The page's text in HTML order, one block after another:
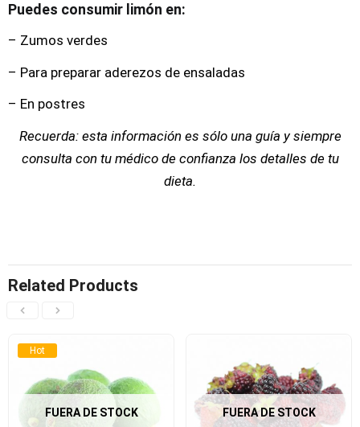
Puedes consumir limón en:
– Zumos verdes
– Para preparar aderezos de ensaladas
– En postres
Recuerda: esta información es sólo una guía y siempre
consulta con tu médico de confianza los detalles de tu
dieta.
Related Products
Hot
FUERA DE STOCK FUERA DE STOCK